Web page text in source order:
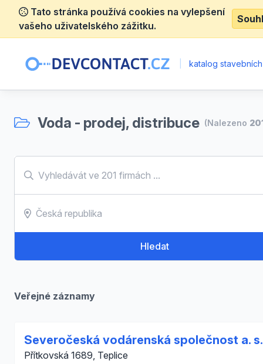
Tato stránka používá cookies na vylepšení
vašeho uživatelského zážitku.
katalog
Voda - prodej, distribuce (Nalezeno
Hledat
Veřejné záznamy
Severočeská vodárenská společnost a. s.
Přítkovská 1689, Teplice